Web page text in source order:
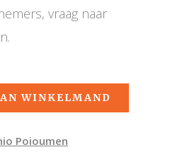
vraag naar
WINKELMAND
Poioumen